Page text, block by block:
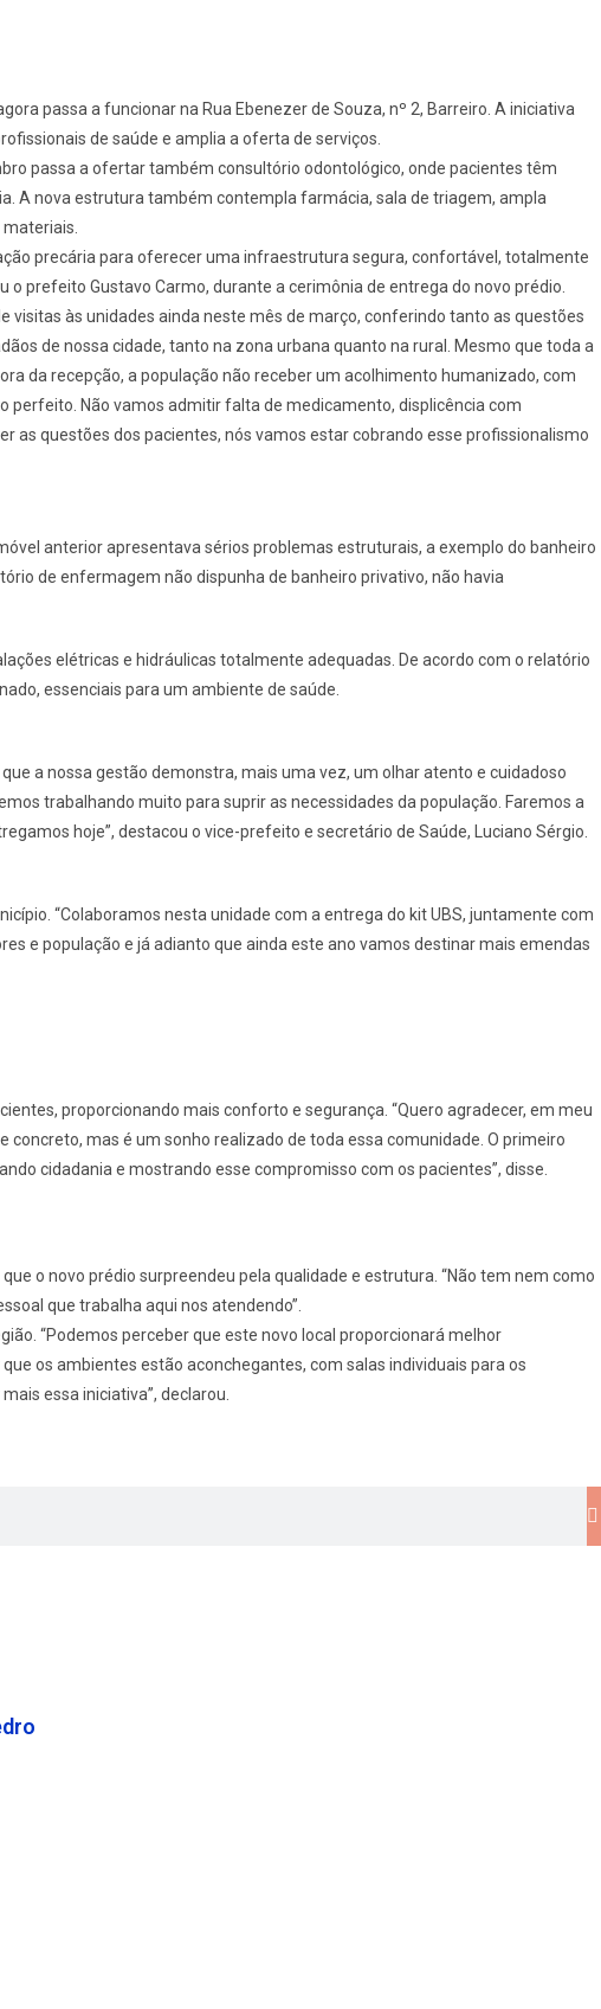
passa a funcionar na Rua Ebenezer de Souza, nº 2, Barreiro. A iniciativa
de saúde e amplia a oferta de serviços.
passa a ofertar também consultório odontológico, onde pacientes têm
A nova estrutura também contempla farmácia, sala de triagem, ampla
precária para oferecer uma infraestrutura segura, confortável, totalmente
prefeito Gustavo Carmo, durante a cerimônia de entrega do novo prédio.
às unidades ainda neste mês de março, conferindo tanto as questões
de nossa cidade, tanto na zona urbana quanto na rural. Mesmo que toda a
da recepção, a população não receber um acolhimento humanizado, com
perfeito. Não vamos admitir falta de medicamento, displicência com
as questões dos pacientes, nós vamos estar cobrando esse profissionalismo
anterior apresentava sérios problemas estruturais, a exemplo do banheiro
de enfermagem não dispunha de banheiro privativo, não havia
elétricas e hidráulicas totalmente adequadas. De acordo com o relatório
essenciais para um ambiente de saúde.
a nossa gestão demonstra, mais uma vez, um olhar atento e cuidadoso
trabalhando muito para suprir as necessidades da população. Faremos a
hoje”, destacou o vice-prefeito e secretário de Saúde, Luciano Sérgio.
“Colaboramos nesta unidade com a entrega do kit UBS, juntamente com
e população e já adianto que ainda este ano vamos destinar mais emendas
proporcionando mais conforto e segurança. “Quero agradecer, em meu
mas é um sonho realizado de toda essa comunidade. O primeiro
cidadania e mostrando esse compromisso com os pacientes”, disse.
o novo prédio surpreendeu pela qualidade e estrutura. “Não tem nem como
que trabalha aqui nos atendendo”.
“Podemos perceber que este novo local proporcionará melhor
os ambientes estão aconchegantes, com salas individuais para os
essa iniciativa”, declarou.